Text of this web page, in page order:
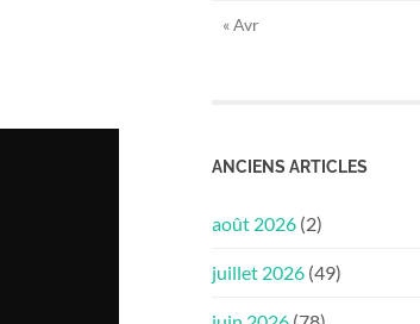
« Avr
ANCIENS ARTICLES
août 2026 (2)
juillet 2026 (49)